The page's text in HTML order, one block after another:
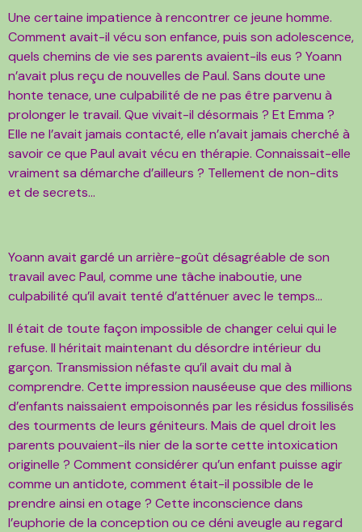
Une certaine impatience à rencontrer ce jeune homme.
Comment avait-il vécu son enfance, puis son adolescence,
quels chemins de vie ses parents avaient-ils eus ? Yoann
n’avait plus reçu de nouvelles de Paul. Sans doute une
honte tenace, une culpabilité de ne pas être parvenu à
prolonger le travail. Que vivait-il désormais ? Et Emma ?
Elle ne l’avait jamais contacté, elle n’avait jamais cherché à
savoir ce que Paul avait vécu en thérapie. Connaissait-elle
vraiment sa démarche d’ailleurs ? Tellement de non-dits
et de secrets…
Yoann avait gardé un arrière-goût désagréable de son
travail avec Paul, comme une tâche inaboutie, une
culpabilité qu’il avait tenté d’atténuer avec le temps...
Il était de toute façon impossible de changer celui qui le
refuse. Il héritait maintenant du désordre intérieur du
garçon. Transmission néfaste qu’il avait du mal à
comprendre. Cette impression nauséeuse que des millions
d’enfants naissaient empoisonnés par les résidus fossilisés
des tourments de leurs géniteurs. Mais de quel droit les
parents pouvaient-ils nier de la sorte cette intoxication
originelle ? Comment considérer qu’un enfant puisse agir
comme un antidote, comment était-il possible de le
prendre ainsi en otage ? Cette inconscience dans
l’euphorie de la conception ou ce déni aveugle au regard